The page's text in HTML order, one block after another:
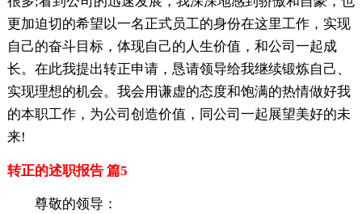
更加迫切的希望以一名正式员工的身份在这里工作，实现
自己的奋斗目标，体现自己的人生价值，和公司一起成
长。在此我提出转正申请，恳请领导给我继续锻炼自己、
实现理想的机会。我会用谦虚的态度和饱满的热情做好我
的本职工作，为公司创造价值，同公司一起展望美好的未
来!
转正的述职报告 篇5
尊敬的领导：